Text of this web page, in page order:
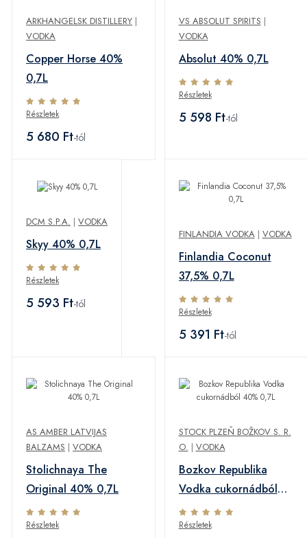
ARKHANGELSK DISTILLERY |
VODKA
Copper Horse 40%
0,7L
Részletek
5 680 Ft-tól
VS ABSOLUT SPIRITS |
VODKA
Absolut 40% 0,7L
Részletek
5 598 Ft-tól
DCM S.P.A. | VODKA
Skyy 40% 0,7L
Részletek
5 593 Ft-tól
FINLANDIA VODKA| VODKA
Finlandia Coconut
37,5% 0,7L
Részletek
5 391 Ft-tól
AS AMBER LATVIJAS
BALZAMS | VODKA
Stolichnaya The
Original 40% 0,7L
Részletek
STOCK PLZEŇ BOŽKOV S. R.
O. | VODKA
Bozkov Republika
Vodka cukornádból
40% 0,7L
Részletek